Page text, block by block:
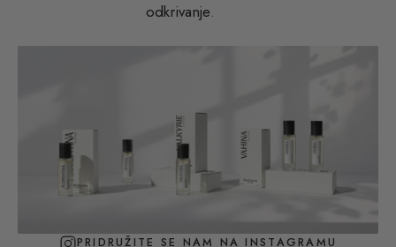
odkrivanje.
PRIDRUŽITE SE NAM NA INSTAGRAMU